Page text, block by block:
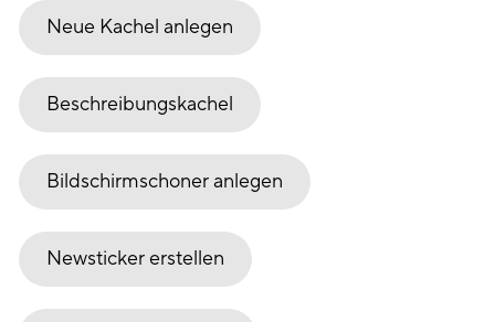
Neue Kachel anlegen
Beschreibungskachel
Bildschirmschoner anlegen
Newsticker erstellen